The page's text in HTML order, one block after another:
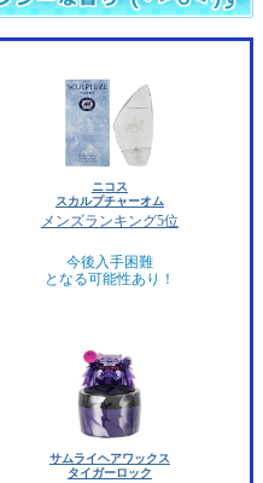
ニコス
スカルプチャーオム
メンズランキング5位
今後入手困難
となる可能性あり！
サムライヘアワックス
タイガーロック